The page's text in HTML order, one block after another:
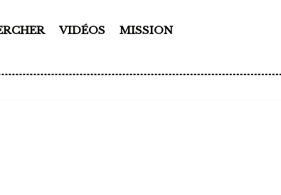
VIDÉOS MISSION